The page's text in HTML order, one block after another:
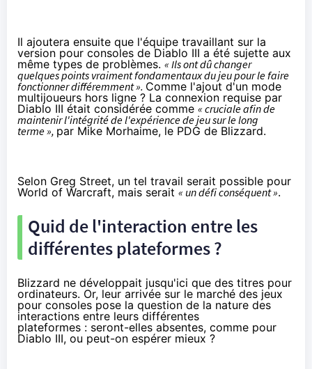
Il ajoutera ensuite que l'équipe travaillant sur la
version pour consoles de Diablo III a été sujette aux
même types de problèmes. « Ils ont dû changer
quelques points vraiment fondamentaux du jeu pour le faire
fonctionner différemment ». Comme l'ajout d'un mode
multijoueurs hors ligne ? La connexion requise par
Diablo III était considérée comme « cruciale afin de
maintenir l'intégrité de l'expérience de jeu sur le long
terme », par Mike Morhaime, le PDG de Blizzard.
Selon Greg Street, un tel travail serait possible pour
World of Warcraft, mais serait « un défi conséquent ».
Quid de l'interaction entre les
différentes plateformes ?
Blizzard ne développait jusqu'ici que des titres pour
ordinateurs. Or, leur arrivée sur le marché des jeux
pour consoles pose la question de la nature des
interactions entre leurs différentes
plateformes : seront-elles absentes, comme pour
Diablo III, ou peut-on espérer mieux ?